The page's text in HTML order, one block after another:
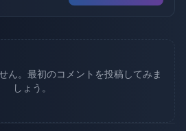
ん。最初のコメントを投稿してみま
しょう。